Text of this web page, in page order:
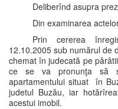
Deliberînd asupra
Din examinarea
Prin cererea
12.10.2005 sub numărul de
chemat în judecată pe
ce se va pronunţa să
apartamentului situat în
judetul Buzău, iar
acestui imobil.